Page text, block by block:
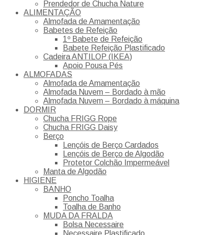
Prendedor de Chucha Nature
ALIMENTAÇÃO
Almofada de Amamentação
Babetes de Refeição
1º Babete de Refeição
Babete Refeição Plastificado
Cadeira ANTILOP (IKEA)
Apoio Pousa Pés
ALMOFADAS
Almofada de Amamentação
Almofada Nuvem – Bordado à mão
Almofada Nuvem – Bordado à máquina
DORMIR
Chucha FRIGG Rope
Chucha FRIGG Daisy
Berço
Lençóis de Berço Cardados
Lençóis de Berço de Algodão
Protetor Colchão Impermeável
Manta de Algodão
HIGIENE
BANHO
Poncho Toalha
Toalha de Banho
MUDA DA FRALDA
Bolsa Necessaire
Necessaire Plastificado